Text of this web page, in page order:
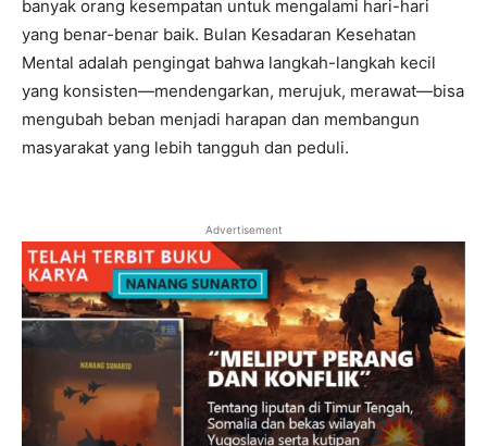
banyak orang kesempatan untuk mengalami hari-hari
yang benar-benar baik. Bulan Kesadaran Kesehatan
Mental adalah pengingat bahwa langkah-langkah kecil
yang konsisten—mendengarkan, merujuk, merawat—bisa
mengubah beban menjadi harapan dan membangun
masyarakat yang lebih tangguh dan peduli.
Advertisement